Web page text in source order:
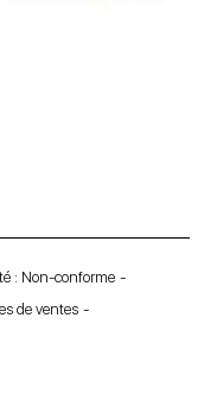
: Non-conforme
de ventes